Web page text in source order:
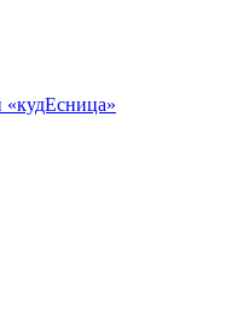
«кудЕсница»